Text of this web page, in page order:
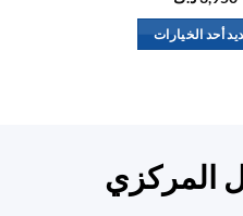
أحد الخيارات
المختلفة
لهذا
المركزي